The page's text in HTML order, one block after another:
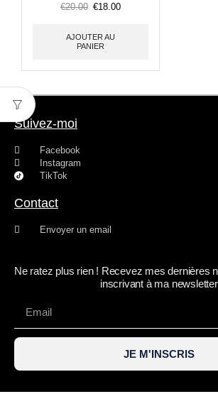
€20.00 €18.00
AJOUTER AU
PANIER
Suivez-moi
Facebook
Instagram
TikTok
Contact
Envoyer un email
Ne ratez plus rien ! Recevez mes dernières
inscrivant à ma newsletter
JE M'INSCRIS